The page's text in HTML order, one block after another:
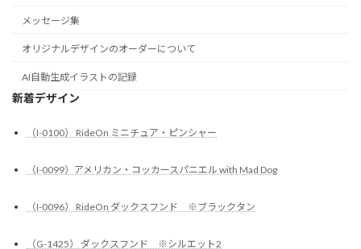
メッセージ集
オリジナルデザインのオーダーについて
AI自動生成イラストの記録
新着デザイン
（I-0100） RideOn ミニチュア・ピンシャー
（I-0099）アメリカン・コッカースパニエル with Mad Dog
（I-0096） RideOn ダックスフンド ※ブラックタン
（G-1425） ダックスフンド ※シルエット2